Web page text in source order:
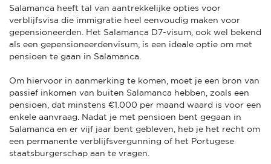
Salamanca heeft tal van aantrekkelijke opties voor
verblijfsvisa die immigratie heel eenvoudig maken voor
gepensioneerden. Het Salamanca D7-visum, ook wel bekend
als een gepensioneerdenvisum, is een ideale optie om met
pensioen te gaan in Salamanca.
Om hiervoor in aanmerking te komen, moet je een bron van
passief inkomen van buiten Salamanca hebben, zoals een
pensioen, dat minstens €1.000 per maand waard is voor een
enkele aanvraag. Nadat je met pensioen bent gegaan in
Salamanca en er vijf jaar bent gebleven, heb je het recht om
een permanente verblijfsvergunning of het Portugese
staatsburgerschap aan te vragen.